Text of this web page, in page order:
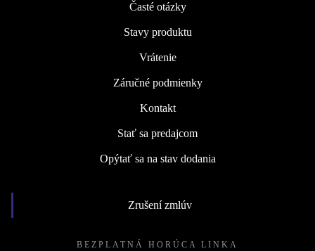
Časté otázky
Stavy produktu
Vrátenie
Záručné podmienky
Kontakt
Stať sa predajcom
Opýtať sa na stav dodania
Zrušení zmlúv
BEZPLATNÁ HORÚCA LINKA